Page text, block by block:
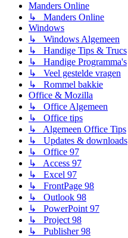
Manders Online
↳ Manders Online
Windows
↳ Windows Algemeen
↳ Handige Tips & Trucs
↳ Handige Programma's
↳ Veel gestelde vragen
↳ Rommel bakkie
Office & Mozilla
↳ Office Algemeen
↳ Office tips
↳ Algemeen Office Tips
↳ Updates & downloads
↳ Office 97
↳ Access 97
↳ Excel 97
↳ FrontPage 98
↳ Outlook 98
↳ PowerPoint 97
↳ Project 98
↳ Publisher 98